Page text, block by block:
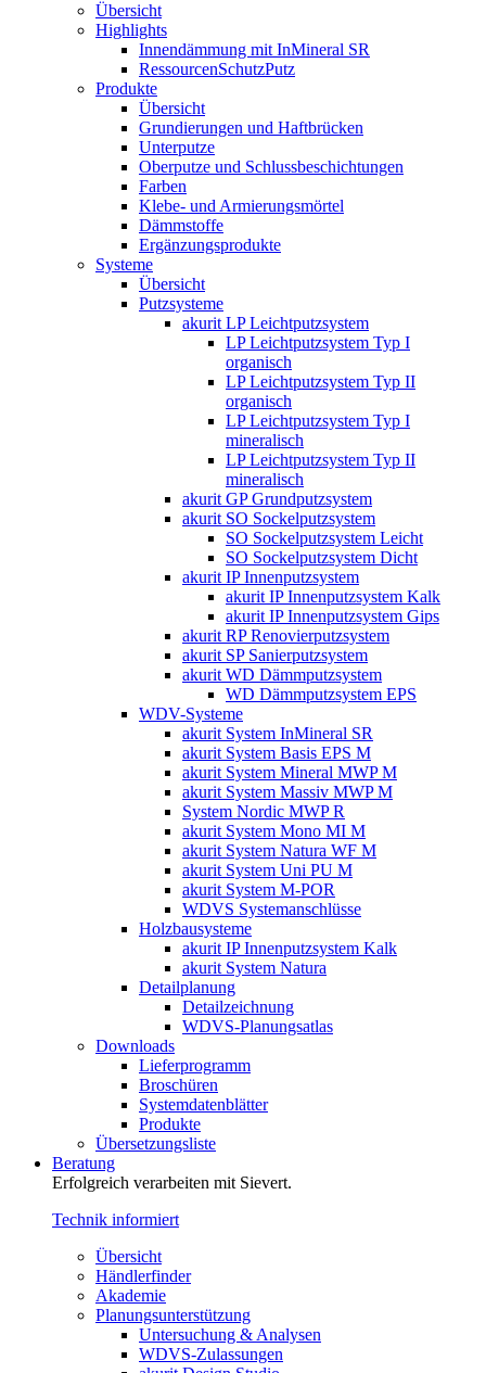
Übersicht
Highlights
Innendämmung mit InMineral SR
RessourcenSchutzPutz
Produkte
Übersicht
Grundierungen und Haftbrücken
Unterputze
Oberputze und Schlussbeschichtungen
Farben
Klebe- und Armierungsmörtel
Dämmstoffe
Ergänzungsprodukte
Systeme
Übersicht
Putzsysteme
akurit LP Leichtputzsystem
LP Leichtputzsystem Typ I
organisch
LP Leichtputzsystem Typ II
organisch
LP Leichtputzsystem Typ I
mineralisch
LP Leichtputzsystem Typ II
mineralisch
akurit GP Grundputzsystem
akurit SO Sockelputzsystem
SO Sockelputzsystem Leicht
SO Sockelputzsystem Dicht
akurit IP Innenputzsystem
akurit IP Innenputzsystem Kalk
akurit IP Innenputzsystem Gips
akurit RP Renovierputzsystem
akurit SP Sanierputzsystem
akurit WD Dämmputzsystem
WD Dämmputzsystem EPS
WDV-Systeme
akurit System InMineral SR
akurit System Basis EPS M
akurit System Mineral MWP M
akurit System Massiv MWP M
System Nordic MWP R
akurit System Mono MI M
akurit System Natura WF M
akurit System Uni PU M
akurit System M-POR
WDVS Systemanschlüsse
Holzbausysteme
akurit IP Innenputzsystem Kalk
akurit System Natura
Detailplanung
Detailzeichnung
WDVS-Planungsatlas
Downloads
Lieferprogramm
Broschüren
Systemdatenblätter
Produkte
Übersetzungsliste
Beratung
Erfolgreich verarbeiten mit Sievert.
Technik informiert
Übersicht
Händlerfinder
Akademie
Planungsunterstützung
Untersuchung & Analysen
WDVS-Zulassungen